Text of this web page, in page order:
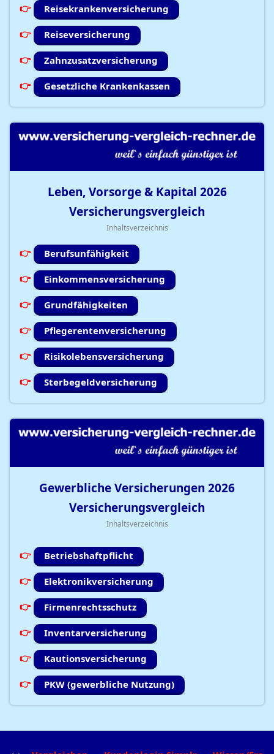
Reisekrankenversicherung
Reiseversicherung
Zahnzusatzversicherung
Gesetzliche Krankenkassen
Leben, Vorsorge & Kapital 2026
Versicherungsvergleich
Inhaltsverzeichnis
Berufsunfähigkeit
Einkommensversicherung
Grundfähigkeiten
Pflegerentenversicherung
Risikolebensversicherung
Sterbegeldversicherung
Gewerbliche Versicherungen 2026
Versicherungsvergleich
Inhaltsverzeichnis
Betriebshaftpflicht
Elektronikversicherung
Firmenrechtsschutz
Inventarversicherung
Kautionsversicherung
PKW (gewerbliche Nutzung)